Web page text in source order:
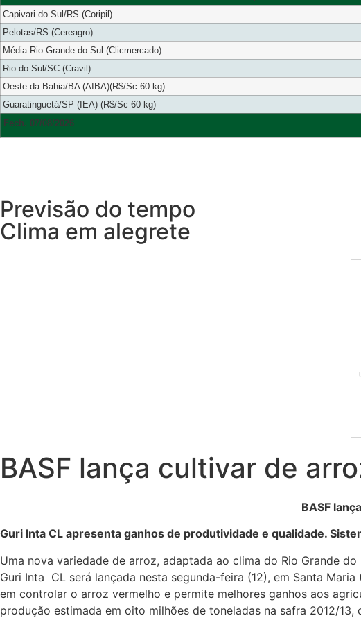
Capivari do Sul/RS (Coripil)
Pelotas/RS (Cereagro)
Média Rio Grande do Sul (Clicmercado)
Rio do Sul/SC (Cravil)
Oeste da Bahia/BA (AIBA)(R$/Sc 60 kg)
Guaratinguetá/SP (IEA) (R$/Sc 60 kg)
Fech. 07/08/2026
Previsão do tempo
Clima em alegrete
BASF lança cultivar de
BASF
Guri Inta CL apresenta ganhos de produtividade e qualidade.
Uma nova variedade de arroz, adaptada ao clima do Rio Grande
Guri Inta CL será lançada nesta segunda-feira (12), em Santa
em controlar o arroz vermelho e permite melhores ganhos aos
produção estimada em oito milhões de toneladas na safra 2012/